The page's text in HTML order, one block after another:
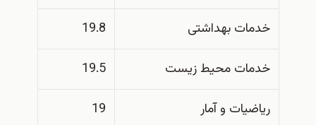
خدمات بهداشتی 19.8
خدمات محیط زیست 19.5
ریاضیات و آمار 19